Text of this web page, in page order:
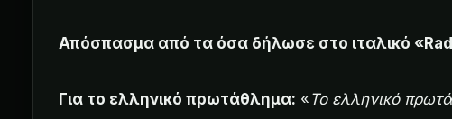
Απόσπασμα από τα όσα δήλωσε στο ιταλικό
Για το ελληνικό πρωτάθλημα: « Το ελληνικό